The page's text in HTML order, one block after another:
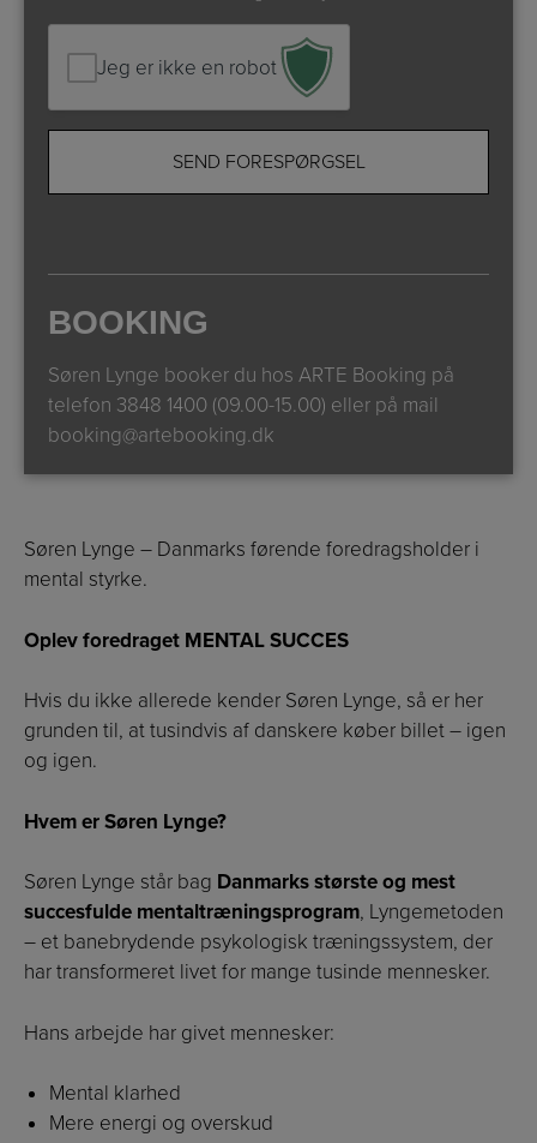
Jeg er ikke en robot
BOOKING
Søren Lynge booker du hos ARTE Booking på
telefon 3848 1400 (09.00-15.00) eller på mail
booking@artebooking.dk
Søren Lynge – Danmarks førende foredragsholder i
mental styrke.
Oplev foredraget MENTAL SUCCES
Hvis du ikke allerede kender Søren Lynge, så er her
grunden til, at tusindvis af danskere køber billet – igen
og igen.
Hvem er Søren Lynge?
Søren Lynge står bag Danmarks største og mest
succesfulde mentaltræningsprogram, Lyngemetoden
– et banebrydende psykologisk træningssystem, der
har transformeret livet for mange tusinde mennesker.
Hans arbejde har givet mennesker:
Mental klarhed
Mere energi og overskud